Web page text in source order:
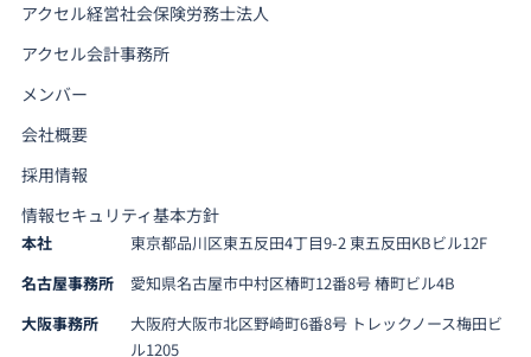
アクセル経営社会保険労務士法人
アクセル会計事務所
メンバー
会社概要
採用情報
情報セキュリティ基本方針
本社
東京都品川区東五反田4丁目9-2 東五反田KBビル12F
名古屋事務所
愛知県名古屋市中村区椿町12番8号 椿町ビル4B
大阪事務所
大阪府大阪市北区野崎町6番8号 トレックノース梅田ビ
ル1205